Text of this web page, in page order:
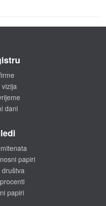
vizija
dani
papiri
papiri